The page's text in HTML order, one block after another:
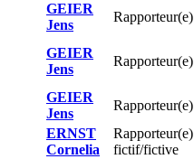
GEIER
Jens
Rapporteur(e)
GEIER
Jens
Rapporteur(e)
GEIER
Jens
Rapporteur(e)
ERNST
Cornelia
Rapporteur(e)
fictif/fictive